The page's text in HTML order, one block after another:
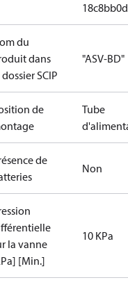
du
dans
SCIP
"ASV-BD"
de
Tube
de
Non
la vanne
[Min.]
10 KPa